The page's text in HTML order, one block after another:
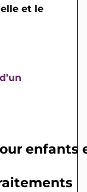
et le
enfants